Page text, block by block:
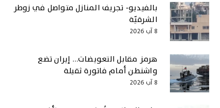
بالفيديو- تجريف المنازل متواصل في زوطر
الشرقيّة
8 آب 2026
هرمز مقابل التعويضات… إيران تضع
واشنطن أمام فاتورة ثقيلة
8 آب 2026